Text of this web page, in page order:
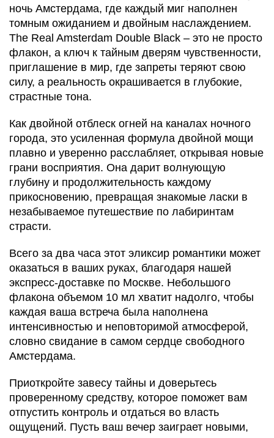
ночь Амстердама, где каждый миг наполнен
томным ожиданием и двойным наслаждением.
The Real Amsterdam Double Black – это не просто
флакон, а ключ к тайным дверям чувственности,
приглашение в мир, где запреты теряют свою
силу, а реальность окрашивается в глубокие,
страстные тона.
Как двойной отблеск огней на каналах ночного
города, это усиленная формула двойной мощи
плавно и уверенно расслабляет, открывая новые
грани восприятия. Она дарит волнующую
глубину и продолжительность каждому
прикосновению, превращая знакомые ласки в
незабываемое путешествие по лабиринтам
страсти.
Всего за два часа этот эликсир романтики может
оказаться в ваших руках, благодаря нашей
экспресс-доставке по Москве. Небольшого
флакона объемом 10 мл хватит надолго, чтобы
каждая ваша встреча была наполнена
интенсивностью и неповторимой атмосферой,
словно свидание в самом сердце свободного
Амстердама.
Приоткройте завесу тайны и доверьтесь
проверенному средству, которое поможет вам
отпустить контроль и отдаться во власть
ощущений. Пусть ваш вечер заиграет новыми,